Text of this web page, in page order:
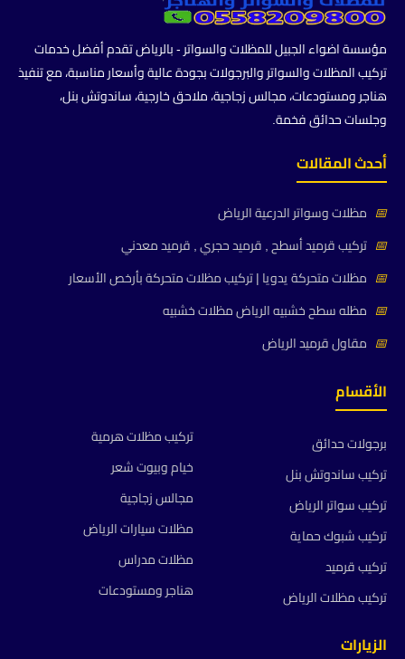
مؤسسة اضواء الجبيل للمظلات والسواتر - بالرياض تقدم أفضل خدمات
تركيب المظلات والسواتر والبرجولات بجودة عالية وأسعار مناسبة، مع تنفيذ
هناجر ومستودعات، مجالس زجاجية، ملاحق خارجية، ساندوتش بنل،
وجلسات حدائق فخمة.
أحدث المقالات
📅 مظلات وسواتر الدرعية الرياض
📅 تركيب قرميد أسطح , قرميد حجري , قرميد معدني
📅 مظلات متحركة يدويا | تركيب مظلات متحركة بأرخص الأسعار
📅 مظله سطح خشبيه الرياض مظلات خشبيه
📅 مقاول قرميد الرياض
الأقسام
برجولات حدائق
تركيب ساندوتش بنل
تركيب سواتر الرياض
تركيب شبوك حماية
تركيب قرميد
تركيب مظلات الرياض
تركيب مظلات هرمية
خيام وبيوت شعر
مجالس زجاجية
مظلات سيارات الرياض
مظلات مدراس
هناجر ومستودعات
الزيارات